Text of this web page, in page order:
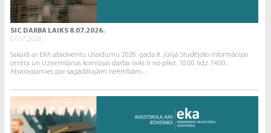
SIC DARBA LAIKS 8.07.2026.
07.07.2026.
Sakarā ar EKA absolventu izlaidumu 2026. gada 8. jūlijā Studējošo informācijas
centra un Uzņemšanas komisijas darba laiks ir no plkst. 10.00 līdz 14.00..
Atvainojamies par sagādātajām neērtībām...